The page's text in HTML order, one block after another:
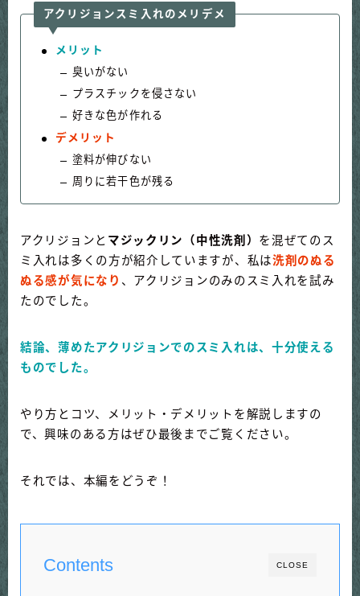
アクリジョンスミ入れのメリデメ
メリット
臭いがない
プラスチックを侵さない
好きな色が作れる
デメリット
塗料が伸びない
周りに若干色が残る
アクリジョンと マジックリン（中性洗剤） を混ぜてのス
ミ入れは多くの方が紹介していますが、私は洗剤のぬる
ぬる感が気になり 、アクリジョンのみのスミ入れを試み
たのでした。
結論、薄めたアクリジョンでのスミ入れは、十分使える
ものでした。
やり方とコツ、メリット・デメリットを解説しますの
で、興味のある方はぜひ最後までご覧ください。
それでは、本編をどうぞ！
CLOSE
Contents